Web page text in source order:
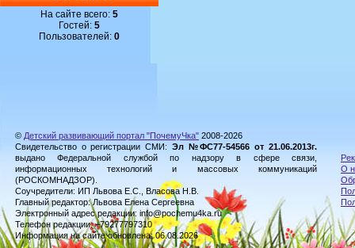
На сайте всего: 5
Гостей: 5
Пользователей: 0
© Детский развивающий портал "ПочемуЧка" 2008-2026
Свидетельство о регистрации СМИ: Эл №ФС77-54566 от 21.06.2013г.
выдано Федеральной службой по надзору в сфере связи,
информационных технологий и массовых коммуникаций
(РОСКОМНАДЗОР).
Соучредители: ИП Львова Е.С., Власова Н.В.
Главный редактор: Львова Елена Сергеевна
Электронный адрес редакции: info@pochemu4ka.ru
Телефон редакции: +79277797310
Информация на сайте обновлена: 06.08.2026
О